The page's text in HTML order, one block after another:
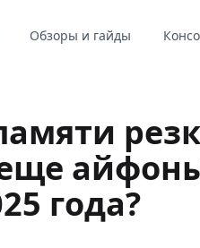
Обзоры и гайды
года?